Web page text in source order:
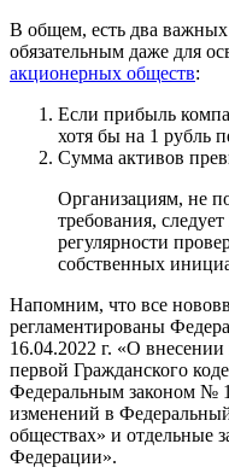
В общем, есть два важных
обязательным даже для
акционерных обществ:
Если прибыль
хотя бы на 1 рубль
Сумма активов
Организациям, не
требования,
регулярности
собственных
Напомним, что все
регламентированы
16.04.2022 г. «О
первой Гражданского
Федеральным законом №
изменений в
обществах» и отдельные
Федерации».